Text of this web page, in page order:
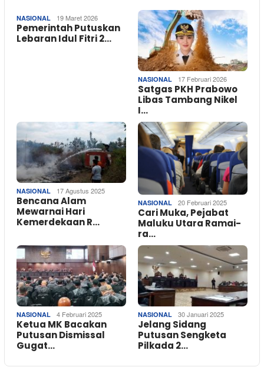
NASIONAL 19 Maret 2026
Pemerintah Putuskan
Lebaran Idul Fitri 2…
NASIONAL 17 Februari 2026
Satgas PKH Prabowo
Libas Tambang Nikel
I…
NASIONAL 17 Agustus 2025
Bencana Alam
Mewarnai Hari
Kemerdekaan R…
NASIONAL 20 Februari 2025
Cari Muka, Pejabat
Maluku Utara Ramai-
ra…
NASIONAL 4 Februari 2025
Ketua MK Bacakan
Putusan Dismissal
Gugat…
NASIONAL 30 Januari 2025
Jelang Sidang
Putusan Sengketa
Pilkada 2…